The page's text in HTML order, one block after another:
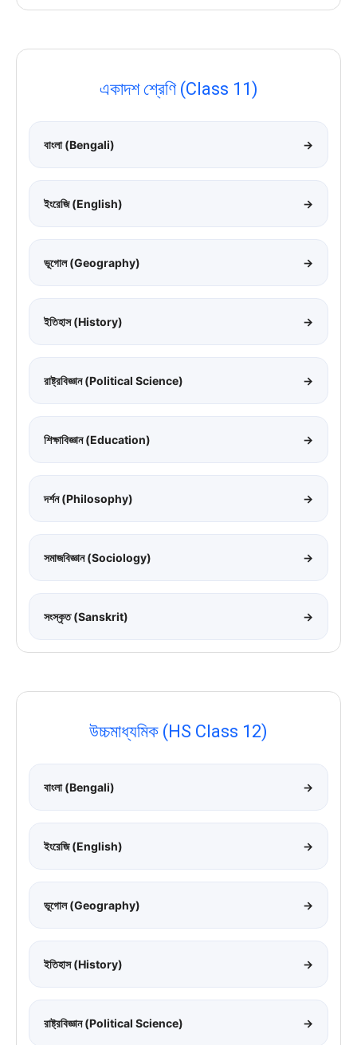
একাদশ শ্রেণি (Class 11)
বাংলা (Bengali) →
ইংরেজি (English) →
ভূগোল (Geography) →
ইতিহাস (History) →
রাষ্ট্রবিজ্ঞান (Political Science) →
শিক্ষাবিজ্ঞান (Education) →
দর্শন (Philosophy) →
সমাজবিজ্ঞান (Sociology) →
সংস্কৃত (Sanskrit) →
উচ্চমাধ্যমিক (HS Class 12)
বাংলা (Bengali) →
ইংরেজি (English) →
ভূগোল (Geography) →
ইতিহাস (History) →
রাষ্ট্রবিজ্ঞান (Political Science) →